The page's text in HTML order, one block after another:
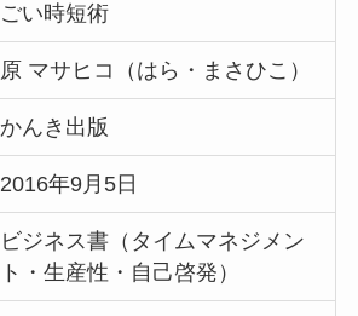
ごい時短術
原 マサヒコ（はら・まさひこ）
かんき出版
2016年9月5日
ビジネス書（タイムマネジメン
ト・生産性・自己啓発）